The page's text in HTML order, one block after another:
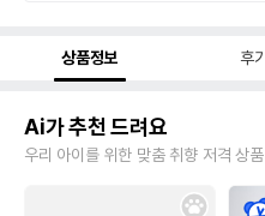
상품정보 후기
Ai가 추천 드려요
우리 아이를 위한 맞춤 취향 저격 상품